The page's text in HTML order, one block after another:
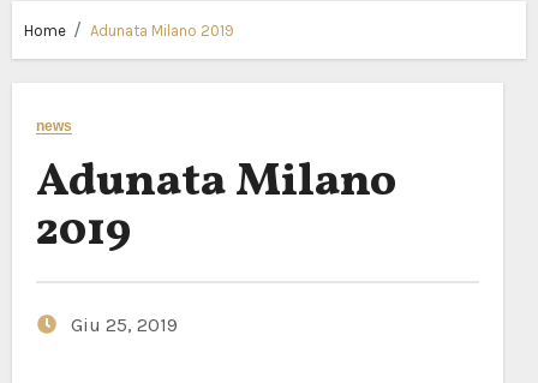
Home Adunata Milano 2019
news
Adunata Milano
2019
Giu 25, 2019